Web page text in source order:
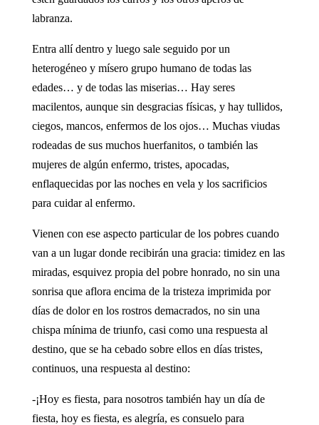
labranza.
Entra allí dentro y luego sale seguido por un
heterogéneo y mísero grupo humano de todas las
edades… y de todas las miserias… Hay seres
macilentos, aunque sin desgracias físicas, y hay tullidos,
ciegos, mancos, enfermos de los ojos… Muchas viudas
rodeadas de sus muchos huerfanitos, o también las
mujeres de algún enfermo, tristes, apocadas,
enflaquecidas por las noches en vela y los sacrificios
para cuidar al enfermo.
Vienen con ese aspecto particular de los pobres cuando
van a un lugar donde recibirán una gracia: timidez en las
miradas, esquivez propia del pobre honrado, no sin una
sonrisa que aflora encima de la tristeza imprimida por
días de dolor en los rostros demacrados, no sin una
chispa mínima de triunfo, casi como una respuesta al
destino, que se ha cebado sobre ellos en días tristes,
continuos, una respuesta al destino:
-¡Hoy es fiesta, para nosotros también hay un día de
fiesta, hoy es fiesta, es alegría, es consuelo para